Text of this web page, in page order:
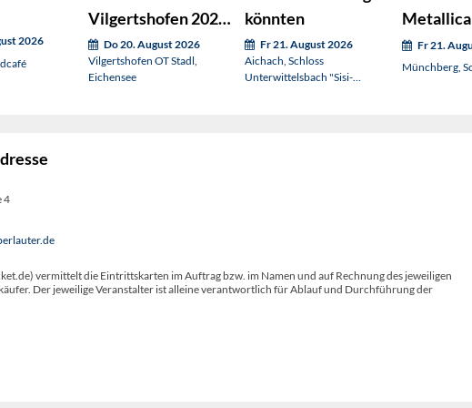
2026
Vilgertshofen 2026:
Kabarett mit Bobbe
Do 20. August 2026
Vilgertshofen OT Stadl,
Eichensee
könnten
Fr 21. August 2026
Aichach, Schloss
Unterwittelsbach "Sisi-
Metallica
Fr 21.
Münchberg,
4
vermittelt die Eintrittskarten im Auftrag bzw. im Namen und auf Rechnung des jeweiligen
Der jeweilige Veranstalter ist alleine verantwortlich für Ablauf und Durchführung der